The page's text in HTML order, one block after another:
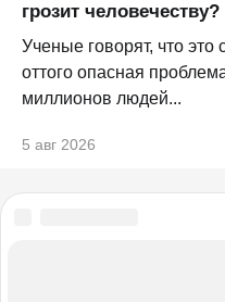
грозит человечеству?
Ученые говорят, что
оттого опасная
миллионов людей...
5 авг 2026